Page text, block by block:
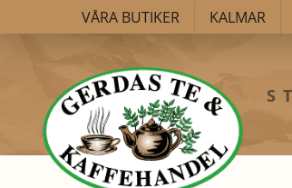
VÅRA BUTIKER KALMAR